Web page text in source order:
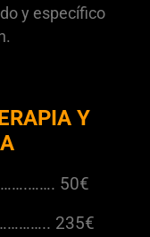
y específico
Y
50€
235€